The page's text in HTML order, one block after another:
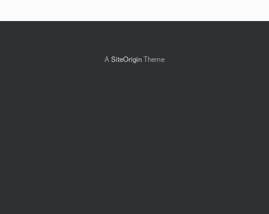
A SiteOriginTheme